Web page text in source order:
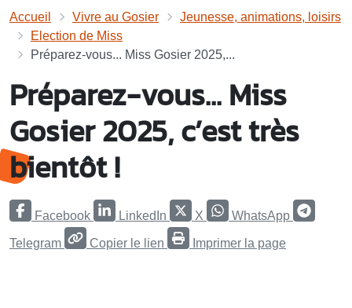
Accueil Vivre au Gosier
Jeunesse, animations, loisirs
Election de Miss
Préparez-vous... Miss Gosier 2025,...
Préparez-vous... Miss
Gosier 2025, c’est très
bientôt !
Facebook LinkedIn X WhatsApp
Telegram Copier le lien Imprimer la page